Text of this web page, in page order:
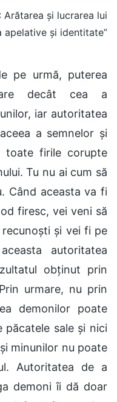
Arătarea și lucrarea lui
apelative și identitate”
pe urmă, puterea
decât cea a
iar autoritatea
a semnelor și
toate firile corupte
Tu nu ai cum să
Când aceasta va fi
firesc, vei veni să
și vei fi pe
autoritatea
obținut prin
urmare, nu prin
demonilor poate
sale și nici
minunilor nu poate
Autoritatea de a
demoni îi dă doar